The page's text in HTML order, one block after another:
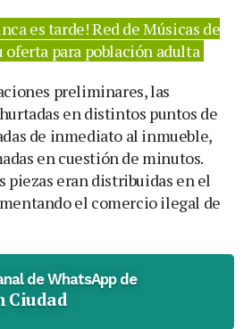
es tarde! Red de Músicas de
para población adulta
preliminares, las
en distintos puntos de
de inmediato al inmueble,
en cuestión de minutos.
piezas eran distribuidas en el
el comercio ilegal de
de WhatsApp de
Ciudad